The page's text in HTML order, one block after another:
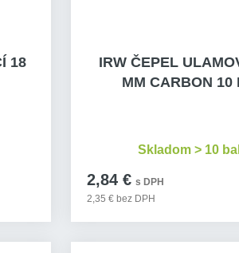
18
IRW ČEPEL
MM CARBON 10
2,84 € s DPH
2,35 € bez DPH
Skladom > 10